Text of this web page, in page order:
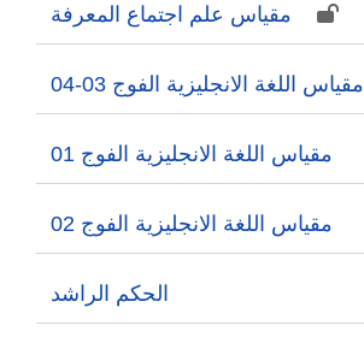
مقياس علم اجتماع المعرفة
مقياس اللغة الانجليزية الفوج 03-04
مقياس اللغة الانجليزية الفوج 01
مقياس اللغة الانجليزية الفوج 02
الحكم الراشد